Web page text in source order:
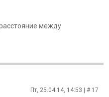
между
Пт, 25.04.14, 14:53 | # 17